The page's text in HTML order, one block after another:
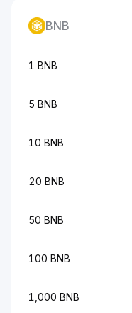
BNB
1 BNB
5 BNB
10 BNB
20 BNB
50 BNB
100 BNB
1,000 BNB